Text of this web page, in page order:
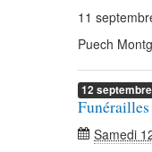
11
Puech
12 septembre
Funérailles
Samedi